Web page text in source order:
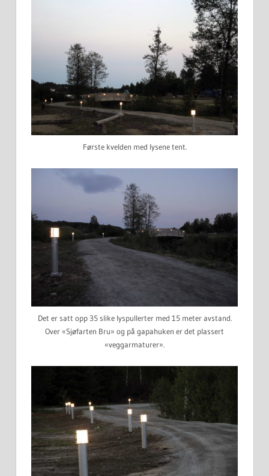
Første kvelden med lysene tent.
Det er satt opp 35 slike lyspullerter med 15 meter avstand.
Over «Sjøfarten Bru» og på gapahuken er det plassert
«veggarmaturer».